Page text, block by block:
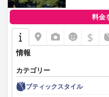
清潔さは際立った特徴であり、
施設が、新鮮で魅力的な雰囲気
越した清掃スタッフは、その努
ます。
スタッフは、プロ意識、フレン
価されており、ゲストの体験を
シアーノやマテオのような人々
いものにする能力でよく言及さ
料金
$
情報
カテゴリー
ブティックスタイル